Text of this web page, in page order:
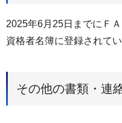
2025年6月25日までにＦ
資格者名簿に登録されて
その他の書類・連